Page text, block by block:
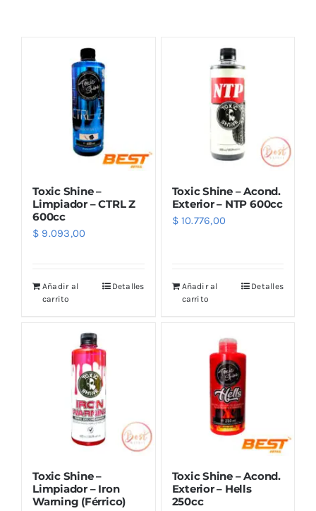
Combos
Mayorista
Marcas
Noticias
Toxic Shine –
Limpiador – CTRL Z
600cc
$ 9.093,00
Añadir al
carrito
Detalles
Toxic Shine – Acond.
Exterior – NTP 600cc
$10.776,00
Añadir al
carrito
Detalles
Toxic Shine –
Limpiador – Iron
Warning (Férrico)
Toxic Shine – Acond.
Exterior – Hells
250cc